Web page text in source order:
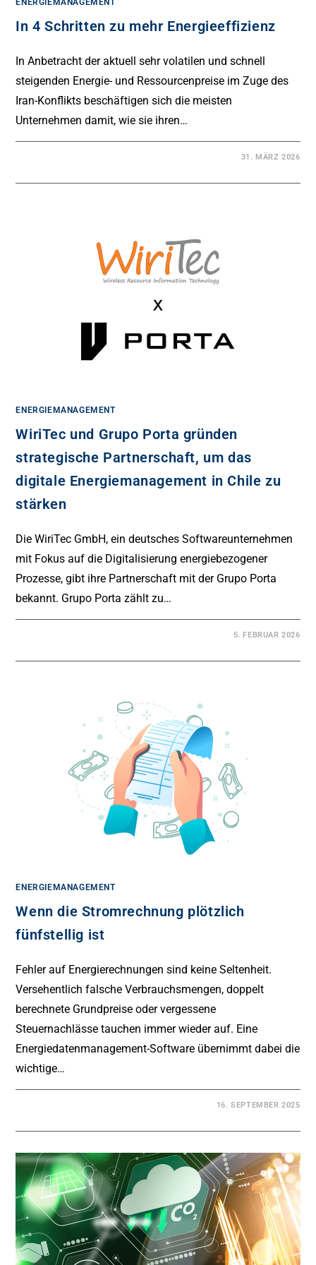
In 4 Schritten zu mehr Energieeffizienz
In Anbetracht der aktuell sehr volatilen und schnell
steigenden Energie- und Ressourcenpreise im Zuge des
Iran-Konflikts beschäftigen sich die meisten
Unternehmen damit, wie sie ihren…
31. MÄRZ 2026
ENERGIEMANAGEMENT
WiriTec und Grupo Porta gründen
strategische Partnerschaft, um das
digitale Energiemanagement in Chile zu
stärken
Die WiriTec GmbH, ein deutsches Softwareunternehmen
mit Fokus auf die Digitalisierung energiebezogener
Prozesse, gibt ihre Partnerschaft mit der Grupo Porta
bekannt. Grupo Porta zählt zu…
5. FEBRUAR 2026
ENERGIEMANAGEMENT
Wenn die Stromrechnung plötzlich
fünfstellig ist
Fehler auf Energierechnungen sind keine Seltenheit.
Versehentlich falsche Verbrauchsmengen, doppelt
berechnete Grundpreise oder vergessene
Steuernachlässe tauchen immer wieder auf. Eine
Energiedatenmanagement-Software übernimmt dabei die
wichtige…
16. SEPTEMBER 2025